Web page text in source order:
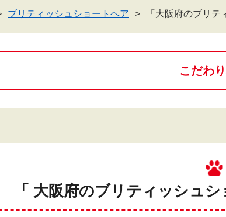
ブリティッシュショートヘア 「大阪府のブリ
こだわ
「 大阪府のブリティッシュ